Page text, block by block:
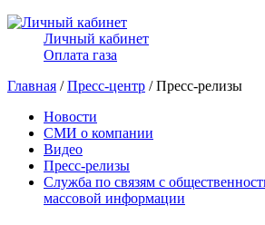
Личный кабинет
Оплата газа
Главная /Пресс-центр / Пресс-релизы
Новости
СМИ о компании
Видео
Пресс-релизы
Служба по связям с
массовой информации